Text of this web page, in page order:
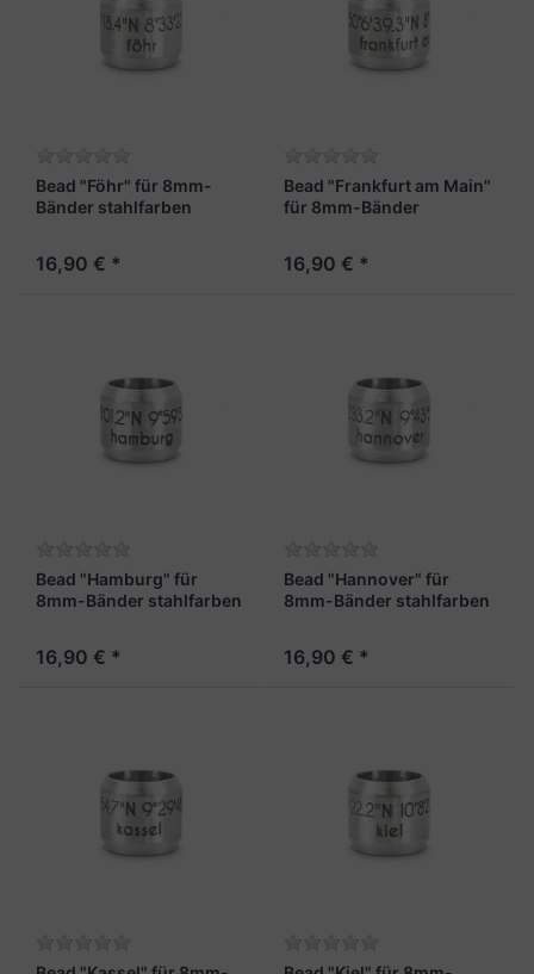
Bead "Föhr" für 8mm-
Bänder stahlfarben
16,90 € *
Bead "Frankfurt am Main"
für 8mm-Bänder
16,90 € *
Bead "Hamburg" für
8mm-Bänder stahlfarben
16,90 € *
Bead "Hannover" für
8mm-Bänder stahlfarben
16,90 € *